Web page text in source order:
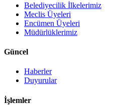
Belediyecilik İlkelerimiz
Meclis Üyeleri
Encümen Üyeleri
Müdürlüklerimiz
Güncel
Haberler
Duyurular
İşlemler